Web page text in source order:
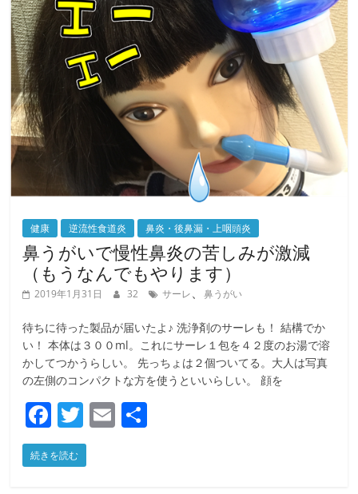
健康 逆流性食道炎 鼻炎・後鼻漏・上咽頭炎
鼻うがいで慢性鼻炎の苦しみが激減
（もうなんでもやります）
2019年1月31日 32 サーレ、鼻うがい
待ちに待った製品が届いたよ♪ 洗浄剤のサーレも！ 結構でか
い！ 本体は３００ml。これにサーレ１包を４２度のお湯で溶
かしてつかうらしい。 先っちょは２個ついてる。大人は写真
の左側のコンパクトな方を使うといいらしい。 顔を
F
a
c
T
w
itt
E
続きを読む